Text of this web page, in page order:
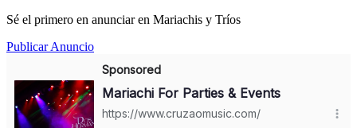
Sé el primero en anunciar en Mariachis y Tríos
Publicar Anuncio